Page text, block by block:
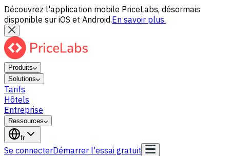
Découvrez l'application mobile PriceLabs, désormais
disponible sur iOS et Android.En savoir plus.
Produits
Solutions
Tarifs
Hôtels
Entreprise
Ressources
fr
Se connecterDémarrer l'essai gratuit